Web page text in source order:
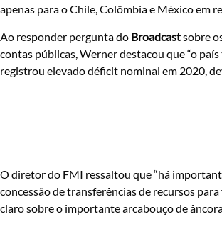
apenas para o Chile, Colômbia e México em
Ao responder pergunta do Broadcastsobre
contas públicas, Werner destacou que “o
registrou elevado déficit nominal em 2020,
O diretor do FMI ressaltou que “há
concessão de transferências de recursos
claro sobre o importante arcabouço de